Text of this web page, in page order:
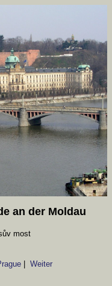
an der Moldau
most
| Weiter